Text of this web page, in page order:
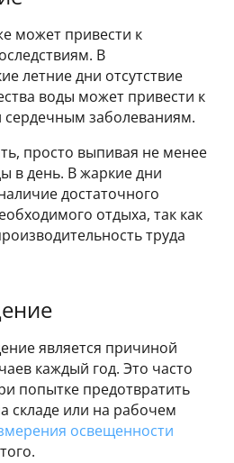
может привести к
В
летние дни отсутствие
воды может привести к
сердечным заболеваниям.
просто выпивая не менее
в день. В жаркие дни
достаточного
отдыха, так как
труда
является причиной
каждый год. Это часто
попытке предотвратить
складе или на рабочем
освещенности